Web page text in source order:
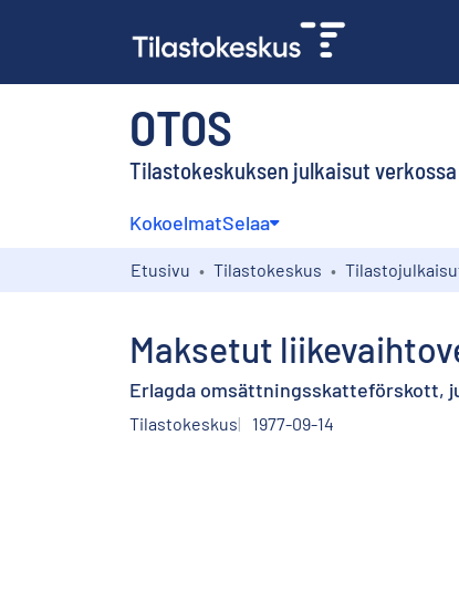
OTOS
Tilastokeskuksen julkaisut verkossa
KokoelmatSelaa
Etusivu Tilastokeskus
Maksetut
Erlagda omsättningsskatteförskott,
Tilastokeskus 1977-09-14